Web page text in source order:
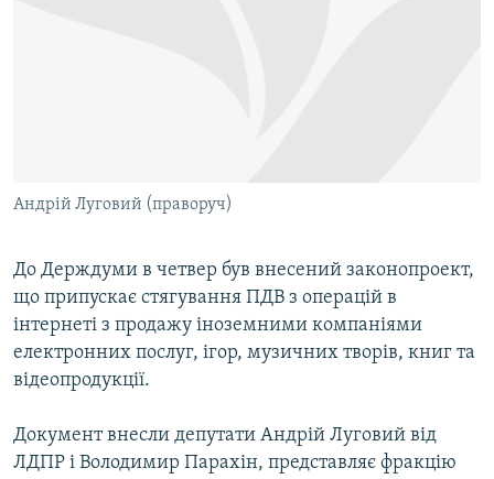
ІНФОГРАФІКА
ДОЛУЧАЙСЯ!
Усі сайти RFE/RL
Андрій Луговий (праворуч)
До Держдуми в четвер був внесений законопроект,
що припускає стягування ПДВ з операцій в
інтернеті з продажу іноземними компаніями
електронних послуг, ігор, музичних творів, книг та
відеопродукції.
Документ внесли депутати Андрій Луговий від
ЛДПР і Володимир Парахін, представляє фракцію